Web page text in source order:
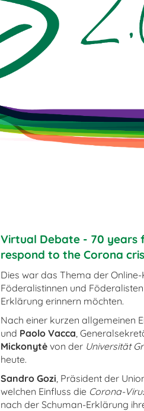
Virtual Debate - 70 years
respond to the Corona
Dies war das Thema der
Föderalistinnen und
Erklärung erinnern möchten.
Nach einer kurzen allgemeinen
und Paolo Vacca,
Mickonytė von der Universität
heute.
Sandro Gozi, Präsident der
welchen Einfluss die Corona-
nach der Schuman-Erklärung